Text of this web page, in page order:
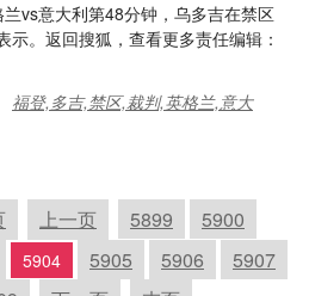
vs意大利第48分钟，乌多吉在禁区
示。返回搜狐，查看更多责任编辑：
福登,多吉,禁区,裁判,英格兰,意大
上一页 5899
5900
5904 5905 5906
5907